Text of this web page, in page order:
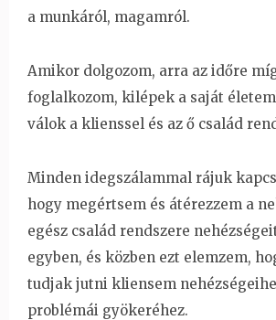
a munkáról, magamról.
Amikor dolgozom, arra az időre
foglalkozom, kilépek a saját
válok a klienssel és az ő család
Minden idegszálammal rájuk
hogy megértsem és átérezzem a
egész család rendszere
egyben, és közben ezt elemzem,
tudjak jutni kliensem
problémái gyökeréhez.